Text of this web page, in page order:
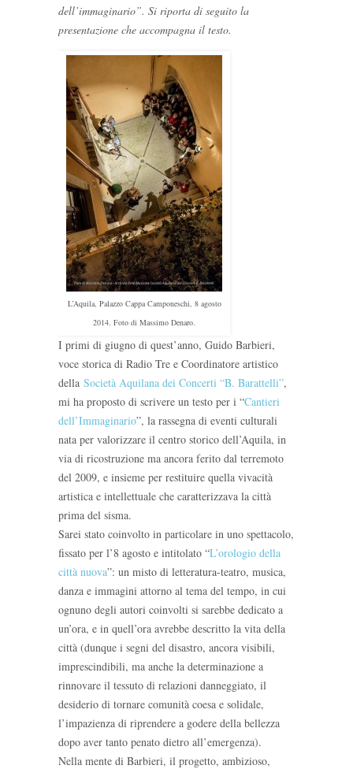
dell’immaginario”. Si riporta di seguito la
presentazione che accompagna il testo.
L’Aquila, Palazzo Cappa Camponeschi, 8 agosto
2014. Foto di Massimo Denaro.
I primi di giugno di quest’anno, Guido Barbieri,
voce storica di Radio Tre e Coordinatore artistico
della Società Aquilana dei Concerti “B. Barattelli”,
mi ha proposto di scrivere un testo per i “Cantieri
dell’Immaginario”, la rassegna di eventi culturali
nata per valorizzare il centro storico dell’Aquila, in
via di ricostruzione ma ancora ferito dal terremoto
del 2009, e insieme per restituire quella vivacità
artistica e intellettuale che caratterizzava la città
prima del sisma.
Sarei stato coinvolto in particolare in uno spettacolo,
fissato per l’8 agosto e intitolato “L’orologio della
città nuova”: un misto di letteratura-teatro, musica,
danza e immagini attorno al tema del tempo, in cui
ognuno degli autori coinvolti si sarebbe dedicato a
un’ora, e in quell’ora avrebbe descritto la vita della
città (dunque i segni del disastro, ancora visibili,
imprescindibili, ma anche la determinazione a
rinnovare il tessuto di relazioni danneggiato, il
desiderio di tornare comunità coesa e solidale,
l’impazienza di riprendere a godere della bellezza
dopo aver tanto penato dietro all’emergenza).
Nella mente di Barbieri, il progetto, ambizioso,